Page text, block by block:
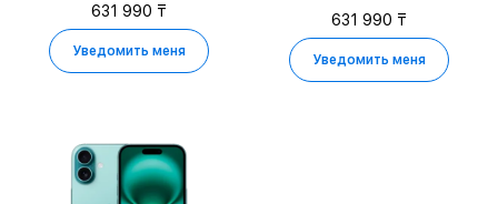
631 990 ₸
Уведомить меня
631 990 ₸
Уведомить меня